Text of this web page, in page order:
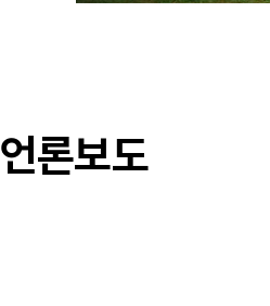
언론보도